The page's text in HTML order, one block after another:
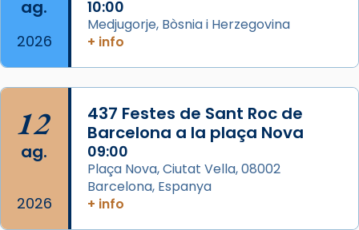
View on Facebook ·
Jaume, fill de Zebedeu, és juntament amb el
seu germà Joan i Pere un dels que
acompanyava més de prop Jesús.
Segons el llibre dels Fets (12,2) fou el primer
apòstol màrtir, decapitat a Jerusalem per
Herodes Agripa (vers l'any 44).
ag.
2026
10:00
Medjugorje, Bòsnia i Herzegovina
+ info
12
ag.
2026
437 Festes de Sant Roc de
Barcelona a la plaça Nova
09:00
Plaça Nova, Ciutat Vella, 08002
Barcelona, Espanya
+ info